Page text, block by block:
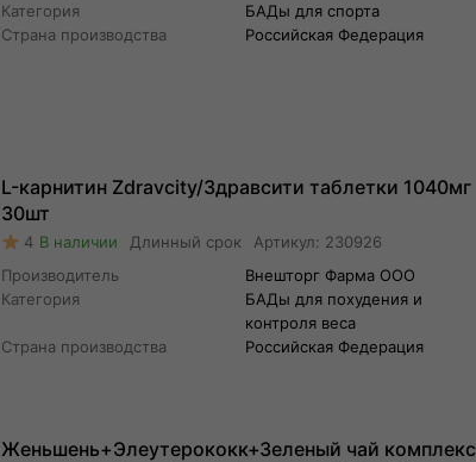
Категория
БАДы для спорта
Страна производства
Российская Федерация
L-карнитин Zdravcity/Здравсити таблетки 1040мг
30шт
4 Длинный срок Артикул: 230926
Производитель
Внешторг Фарма ООО
Категория
БАДы для похудения и
контроля веса
Страна производства
Российская Федерация
Женьшень+Элеутерококк+Зеленый чай комплекс